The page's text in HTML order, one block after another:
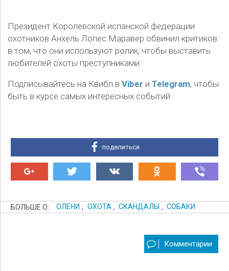
Президент Королевской испанской федерации
охотников Анхель Лопес Маравер обвинил критиков
в том, что они используют ролик, чтобы выставить
любителей охоты преступниками.
Подписывайтесь на Квибл в Viber и Telegram, чтобы
быть в курсе самых интересных событий.
поделиться
БОЛЬШЕ О: ОЛЕНИ , ОХОТА , СКАНДАЛЫ , СОБАКИ
Комментарии